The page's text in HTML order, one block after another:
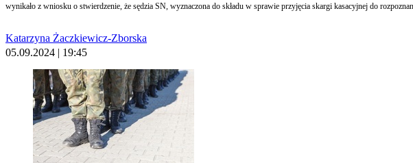
wynikało z wniosku o stwierdzenie, że sędzia SN, wyznaczona do składu w sprawie przyjęcia skargi kasacyjnej do
Katarzyna Żaczkiewicz-Zborska
05.09.2024 | 19:45